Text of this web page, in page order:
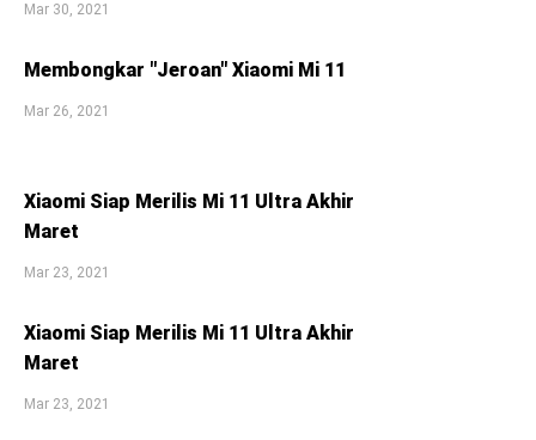
Mar 30, 2021
Membongkar "Jeroan" Xiaomi Mi 11
Mar 26, 2021
Xiaomi Siap Merilis Mi 11 Ultra Akhir
Maret
Mar 23, 2021
Xiaomi Siap Merilis Mi 11 Ultra Akhir
Maret
Mar 23, 2021